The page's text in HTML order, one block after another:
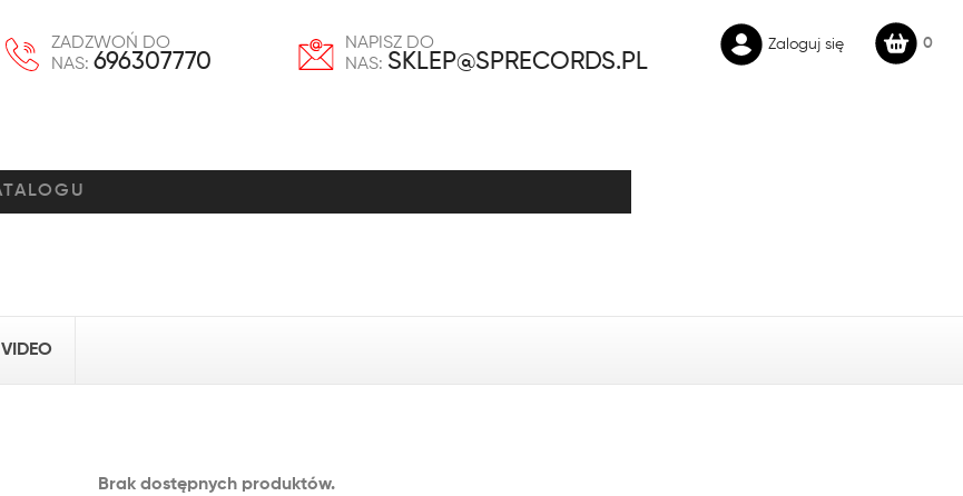
ZADZWOŃ DO
NAS: 696307770
NAPISZ DO
NAS: SKLEP@SPRECORDS.PL
Zaloguj się 0
VIDEO
Brak dostępnych produktów.